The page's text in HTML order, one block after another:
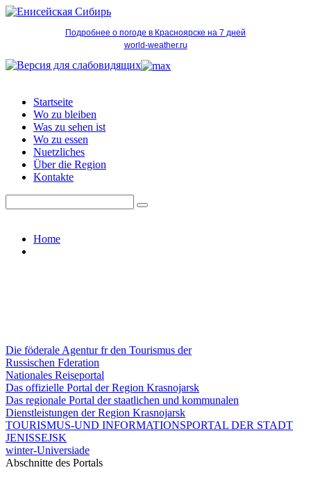
Подробнее о погоде в Красноярске на 7 дней
world-weather.ru
Startseite
Wo zu bleiben
Was zu sehen ist
Wo zu essen
Nuetzliches
Über die Region
Kontakte
Home
Die föderale Agentur fr den Tourismus der
Russischen Fderation
Nationales Reiseportal
Das offizielle Portal der Region Krasnojarsk
Das regionale Portal der staatlichen und kommunalen
Dienstleistungen der Region Krasnojarsk
TOURISMUS-UND INFORMATIONSPORTAL DER STADT
JENISSEJSK
winter-Universiade
Abschnitte des Portals